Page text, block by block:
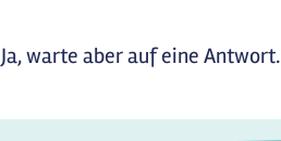
Ja, warte aber auf eine Antwort.